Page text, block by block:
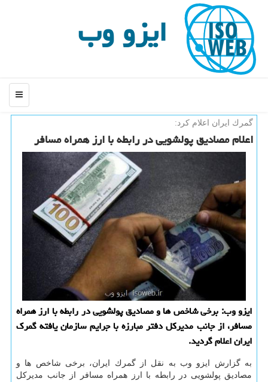
ایزو وب
منو
گمرك ایران اعلام كرد:
اعلام مصادیق پولشویی در رابطه با ارز همراه مسافر
ایزو وب: برخی شاخص ها و مصادیق پولشویی در رابطه با ارز همراه
مسافر، از جانب مدیركل دفتر مبارزه با جرایم سازمان یافته گمرك
ایران اعلام گردید.
به گزارش ایزو وب به نقل از گمرك ایران، برخی شاخص ها و
مصادیق پولشویی در رابطه با ارز همراه مسافر از جانب مدیركل